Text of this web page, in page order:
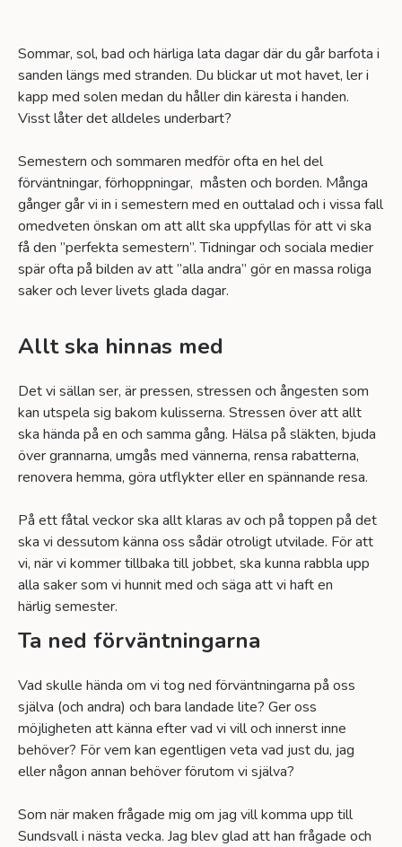
Sommar, sol, bad och härliga lata dagar där du går barfota i
sanden längs med stranden. Du blickar ut mot havet, ler i
kapp med solen medan du håller din käresta i handen.
Visst låter det alldeles underbart?
Semestern och sommaren medför ofta en hel del
förväntningar, förhoppningar, måsten och borden. Många
gånger går vi in i semestern med en outtalad och i vissa fall
omedveten önskan om att allt ska uppfyllas för att vi ska
få den ”perfekta semestern”. Tidningar och sociala medier
spär ofta på bilden av att ”alla andra” gör en massa roliga
saker och lever livets glada dagar.
Allt ska hinnas med
Det vi sällan ser, är pressen, stressen och ångesten som
kan utspela sig bakom kulisserna. Stressen över att allt
ska hända på en och samma gång. Hälsa på släkten, bjuda
över grannarna, umgås med vännerna, rensa rabatterna,
renovera hemma, göra utflykter eller en spännande resa.
På ett fåtal veckor ska allt klaras av och på toppen på det
ska vi dessutom känna oss sådär otroligt utvilade. För att
vi, när vi kommer tillbaka till jobbet, ska kunna rabbla upp
alla saker som vi hunnit med och säga att vi haft en
härlig semester.
Ta ned förväntningarna
Vad skulle hända om vi tog ned förväntningarna på oss
själva (och andra) och bara landade lite? Ger oss
möjligheten att känna efter vad vi vill och innerst inne
behöver? För vem kan egentligen veta vad just du, jag
eller någon annan behöver förutom vi själva?
Som när maken frågade mig om jag vill komma upp till
Sundsvall i nästa vecka. Jag blev glad att han frågade och